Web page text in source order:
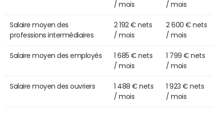
/ mois
/ mois
Salaire moyen des
professions intermédiaires
2 192 € nets
/ mois
2 600 € nets
/ mois
Salaire moyen des employés
1 685 € nets
/ mois
1 799 € nets
/ mois
Salaire moyen des ouvriers
1 488 € nets
/ mois
1 923 € nets
/ mois